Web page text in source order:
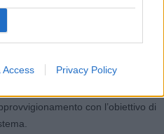
Access Privacy Policy
idrica, transizione energetica ed
complessivi pari a 2 miliardi di
perdite idriche, al completamento
con l’obiettivo di